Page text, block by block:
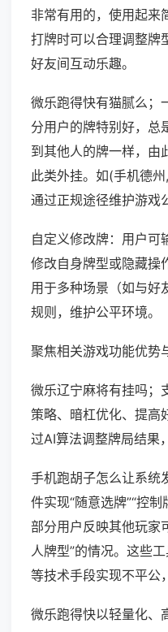
非常有用的，使用起来
打牌时可以合理调整牌
好友间互动乐趣。
微乐跑得快有猫腻么；
分用户的牌特别好，总
到其他人的牌一样，由
此类外挂。如(手机德
通过正规途径维护游戏
自定义修改牌：用户可
修改自身牌型或隐藏操
用于多种场景（如与好
规则，维护公平环境。
聚焦相关游戏功能优势
微乐辽宁麻将有挂吗；
策略、暗杠优化、提高
过AI算法调整牌局结果
手机跑胡子怎么让系统
件实现“随意选牌”“控制
部分用户反映其他玩家
人牌型”的情况。这些
等技术手段实现不平公
微乐跑得快以轻量化、